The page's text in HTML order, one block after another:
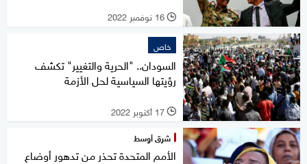
l 16 نوفمبر 2022
خاص
السودان.. "الحرية والتغيير" تكشف
رؤيتها السياسية لحل الأزمة
l 17 أكتوبر 2022
شرق أوسط
الأمم المتحدة تحذر من تدهور أوضاع